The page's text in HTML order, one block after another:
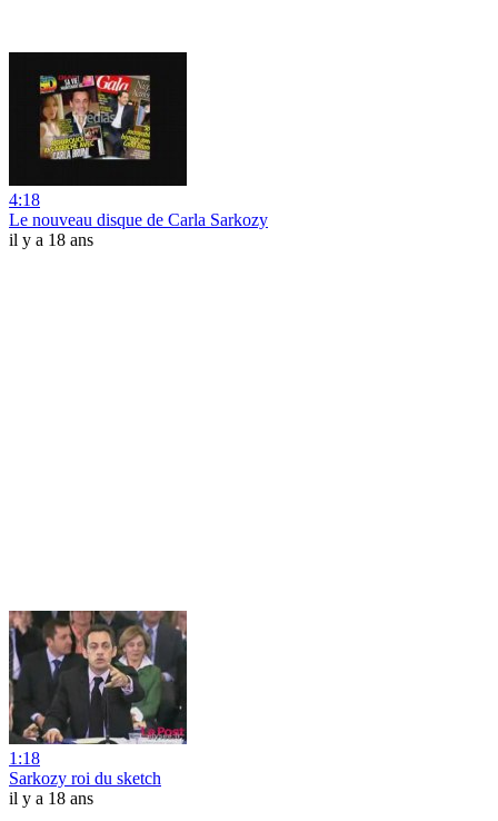
4:18
Le nouveau disque de Carla Sarkozy
il y a 18 ans
1:18
Sarkozy roi du sketch
il y a 18 ans